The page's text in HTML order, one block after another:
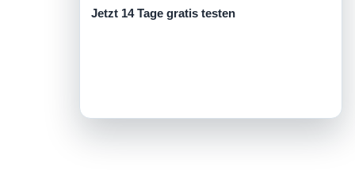
Jetzt 14 Tage gratis testen